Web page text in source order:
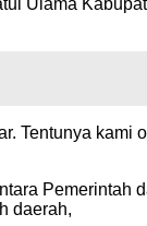
Tentunya kami
Pemerintah
daerah,